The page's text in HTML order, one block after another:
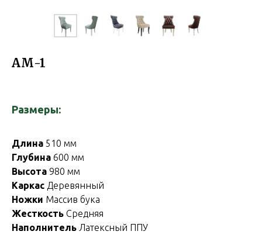
АМ-1
Размеры:
Длина 510 мм
Глубина 600 мм
Высота 980 мм
Каркас Деревянный
Ножки Массив бука
Жесткость Средняя
Наполнитель Латексный ППУ